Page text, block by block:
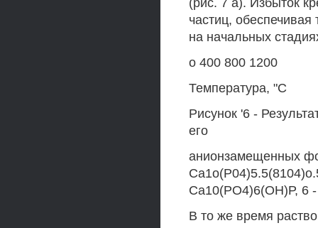
(рис. 7 а). Избыток
частиц,
на начальных
о 400 800 1200
Температура, "С
Рисунок '6 -
его
анионзамещенных
Са10(РО4)6(ОН)Р, 6
В то же время